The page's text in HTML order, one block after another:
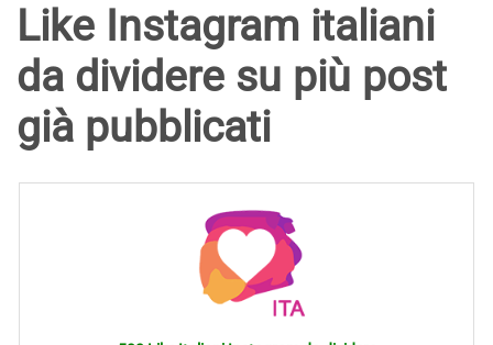
Like Instagram italiani
da dividere su più post
già pubblicati